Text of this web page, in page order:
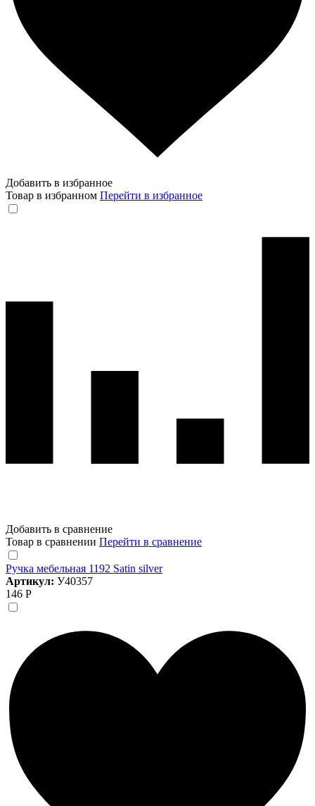
Добавить в избранное
Товар в избранном Перейти в избранное
Добавить в сравнение
Товар в сравнении Перейти в сравнение
Ручка мебельная 1192 Satin silver
Артикул: У40357
146 Р